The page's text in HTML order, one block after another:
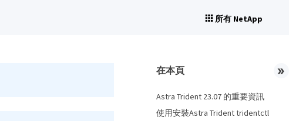
所有 NetApp
在本頁
Astra Trident 23.07 的重要資訊
使用安裝Astra Trident tridentctl